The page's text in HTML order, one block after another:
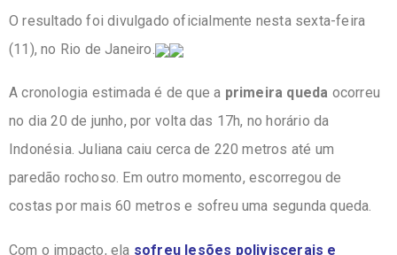
O resultado foi divulgado oficialmente nesta sexta-feira
(11), no Rio de Janeiro.
A cronologia estimada é de que a primeira queda ocorreu
no dia 20 de junho, por volta das 17h, no horário da
Indonésia. Juliana caiu cerca de 220 metros até um
paredão rochoso. Em outro momento, escorregou de
costas por mais 60 metros e sofreu uma segunda queda.
Com o impacto, ela sofreu lesões poliviscerais e